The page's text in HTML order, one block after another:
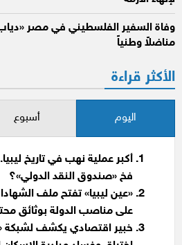
وفاة السفير الفلسطيني في مصر
مناضلاً وطنياً
الأكثر قراءة
اليوم أسبوع
أكبر عملية نهب في تاريخ
فخ «صندوق النقد الدولي»؟
«عين ليبيا» تفتح ملف
على مناصب الدولة بوثائق
خبير اقتصادي يكشف لشبكة